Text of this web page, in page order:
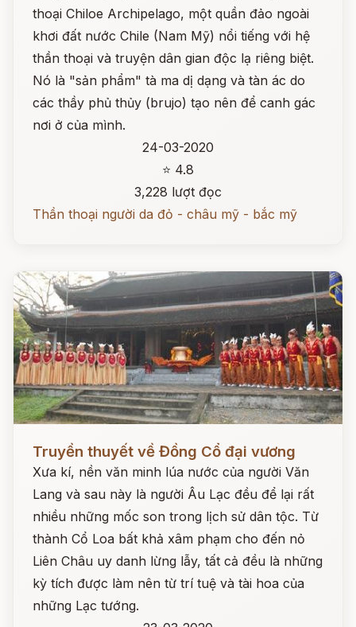
thoại Chiloe Archipelago, một quần đảo ngoài
khơi đất nước Chile (Nam Mỹ) nổi tiếng với hệ
thần thoại và truyện dân gian độc lạ riêng biệt.
Nó là "sản phẩm" tà ma dị dạng và tàn ác do
các thầy phủ thủy (brujo) tạo nên để canh gác
nơi ở của mình.
24-03-2020
⭐ 4.8
3,228 lượt đọc
Thần thoại người da đỏ - châu mỹ - bắc mỹ
Đọc ngay
Truyền thuyết về Đồng Cổ đại vương
Xưa kí, nền văn minh lúa nước của người Văn
Lang và sau này là người Âu Lạc đều để lại rất
nhiều những mốc son trong lịch sử dân tộc. Từ
thành Cổ Loa bất khả xâm phạm cho đến nỏ
Liên Châu uy danh lừng lẫy, tất cả đều là những
kỳ tích được làm nên từ trí tuệ và tài hoa của
những Lạc tướng.